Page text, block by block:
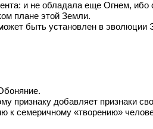
и не обладала еще Огнем, ибо
плане этой Земли.
быть установлен в
признаку добавляет признаки
семеричному «творению»